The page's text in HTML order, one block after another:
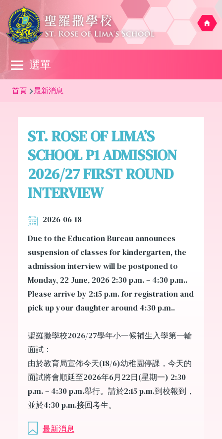
移至主內容
選單
Main
navigation
導
連
首頁 最新消息
ST. ROSE OF LIMA’S
SCHOOL P1 ADMISSION
2026/27 FIRST ROUND
INTERVIEW
2026-06-18
Due to the Education Bureau announces
suspension of classes for kindergarten, the
admission interview will be postponed to
Monday, 22 June, 2026 2:30 p.m. – 4:30 p.m..
Please arrive by 2:15 p.m. for registration and
pick up your daughter around 4:30 p.m..
聖羅撒學校2026/27學年小一候補生入學第一輪
面試：
由於教育局宣佈今天(18/6)幼稚園停課，今天的
面試將會順延至2026年6月22日(星期一) 2:30
p.m. – 4:30 p.m.舉行。請於2:15 p.m.到校報到，
並於4:30 p.m.接回考生。
最新消息